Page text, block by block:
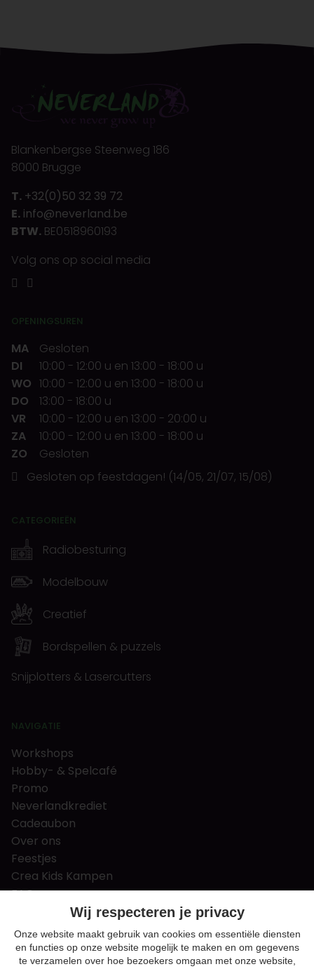
Blankenbergse Steenweg 186
8000 Brugge
T. +32(0)50 32 39 72
E. info@neverland.be
BTW. BE0518960193
Volg ons op social media
OPENINGSUREN
MA
Gesloten
DI
10:00 - 12:00 u en 13:00 - 18:00 u
WO 10:00 - 12:00 u en 13:00 - 18:00 u
DO
13:00 - 18:00 u
VR
10:00 - 12:00 u en 13:00 - 20:00 u
ZA
10:00 - 12:00 u en 13:00 - 18:00 u
ZO
Gesloten
Gesloten op feestdagen! (14/05, 21/07, 15/08)
CATEGORIEËN
Radiobesturing
Modelbouw
Creatief
Bordspellen & puzzels
Snijplotters & Lasercutters
NAVIGATIE
Workshops
Hobby- & Spelcafé
Promo
Neverlandkrediet
Cadeaubon
Over ons
Feestjes
Crea Kids Kampen
FAQ
Tips & tricks
Contact
Nieuws & Vacatures
Wij respecteren je privacy
Onze website maakt gebruik van cookies om essentiële diensten
en functies op onze website mogelijk te maken en om gegevens
te verzamelen over hoe bezoekers omgaan met onze website,